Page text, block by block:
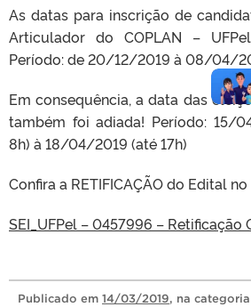
As datas para inscrição de
Articulador do COPLAN –
Período: de 20/12/2019 à 08/04/
Em consequência, a data das
também foi adiada! Período: 15/
8h) à 18/04/2019 (até 17h)
Confira a RETIFICAÇÃO do Edital
SEI_UFPel – 0457996 – Retificação
Publicado em 14/03/2019, na categoria